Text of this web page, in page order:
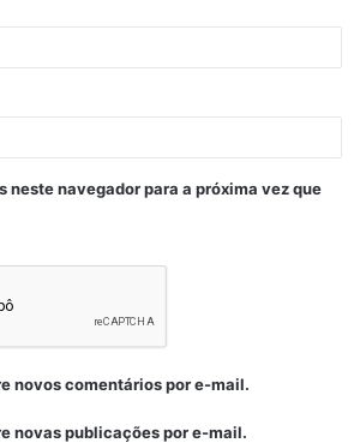
neste navegador para a próxima vez que
novos comentários por e-mail.
novas publicações por e-mail.